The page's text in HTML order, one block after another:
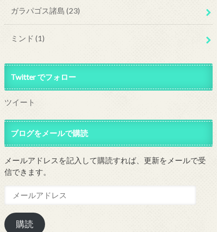
ガラパゴス諸島 (23)
ミンド (1)
Twitter でフォロー
ツイート
ブログをメールで購読
メールアドレスを記入して購読すれば、更新をメールで受
信できます。
ル
ア
購読